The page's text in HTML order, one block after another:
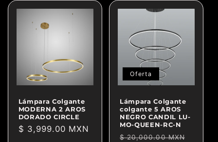
Lámpara Colgante
MODERNA 2 AROS
DORADO CIRCLE
Precio
$ 3,999.00 MXN
Oferta
Lámpara Colgante
colgante 5 AROS
NEGRO CANDIL LU-
MO-QUEEN-RC-N
Precio
$ 20,000.00 MXN